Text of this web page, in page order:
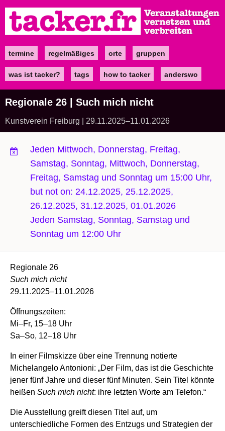
zum
Inhalt
Maintermine regelmäßiges orte gruppen
was ist tacker? tags how to tacker anderswo
Regionale 26 | Such mich nicht
Kunstverein Freiburg | 29.11.2025–11.01.2026
Jeden Mittwoch, Donnerstag, Freitag,
Samstag, Sonntag, Mittwoch, Donnerstag,
Freitag, Samstag und Sonntag um 15:00 Uhr,
but not on: 24.12.2025, 25.12.2025,
26.12.2025, 31.12.2025, 01.01.2026
Jeden Samstag, Sonntag, Samstag und
Sonntag um 12:00 Uhr
Regionale 26
Such mich nicht
29.11.2025–11.01.2026
Öffnungszeiten:
Mi–Fr, 15–18 Uhr
Sa–So, 12–18 Uhr
In einer Filmskizze über eine Trennung notierte
Michelangelo Antonioni: „Der Film, das ist die Geschichte
jener fünf Jahre und dieser fünf Minuten. Sein Titel könnte
heißen Such mich nicht: ihre letzten Worte am Telefon.“
Die Ausstellung greift diesen Titel auf, um
unterschiedliche Formen des Entzugs und Strategien der